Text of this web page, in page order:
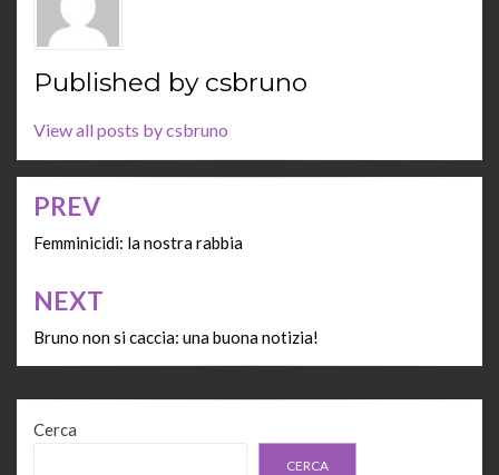
Published by csbruno
View all posts by csbruno
Navigazione
articoli
PREV
Femminicidi: la nostra rabbia
NEXT
Bruno non si caccia: una buona notizia!
Cerca
CERCA